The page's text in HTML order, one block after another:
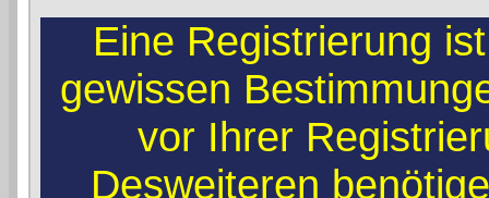
Eine Registrierung
gewissen
vor Ihrer
Desweiteren